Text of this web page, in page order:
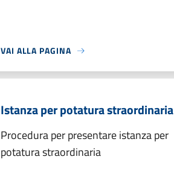
VAI ALLA PAGINA
Istanza per potatura straordinaria
Procedura per presentare istanza per
potatura straordinaria